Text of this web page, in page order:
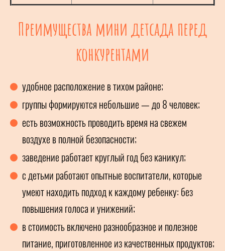
Преимущества мини детсада перед
конкурентами
удобное расположение в тихом районе;
группы формируются небольшие — до 8 человек;
есть возможность проводить время на свежем
воздухе в полной безопасности;
заведение работает круглый год без каникул;
с детьми работают опытные воспитатели, которые
умеют находить подход к каждому ребенку: без
повышения голоса и унижений;
в стоимость включено разнообразное и полезное
питание, приготовленное из качественных продуктов;